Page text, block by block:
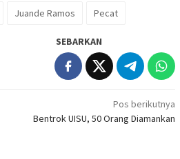
Juande Ramos Pecat
SEBARKAN
Pos berikutnya
Bentrok UISU, 50 Orang Diamankan